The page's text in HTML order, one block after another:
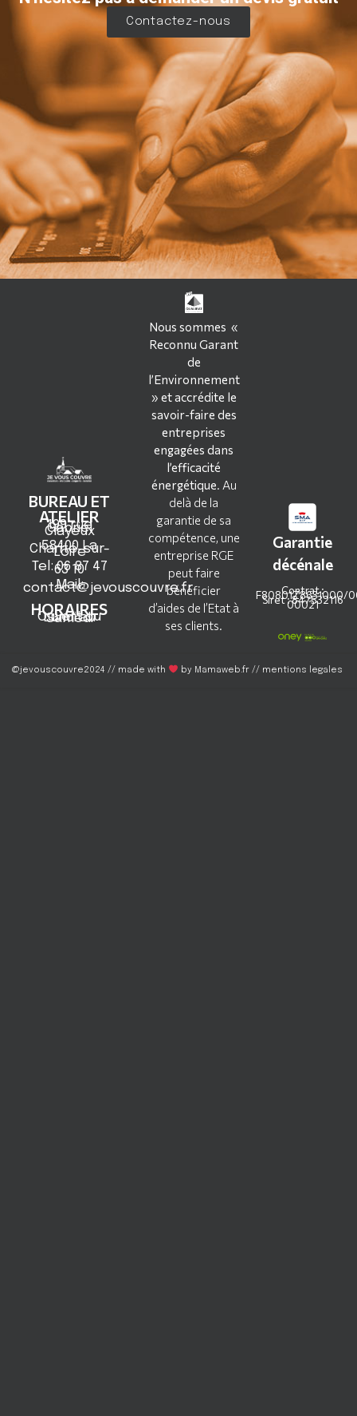
Contactez-nous
BUREAU ET
ATELIER
199 rue
Gabriel
Clayeux
58400 La
Charité-sur-
Loire
Tel: 06 87 47
63 10
Mail:
contact@jevouscouvre.fr
HORAIRES
Ouvert du Lundi au Samedi
Nous sommes «
Reconnu Garant
de
l’Environnement
» et accrédite le
savoir-faire des
entreprises
engagées dans
l’efficacité
énergétique. Au
delà de la
garantie de sa
compétence, une
entreprise RGE
peut faire
bénéficier
d’aides de l’Etat à
ses clients.
Garantie
décénale
Contrat :
F80801Z8631000/
Siret : 847532116
00021
@jevouscouvre2024 // made with by Mamaweb.fr// mentions legales